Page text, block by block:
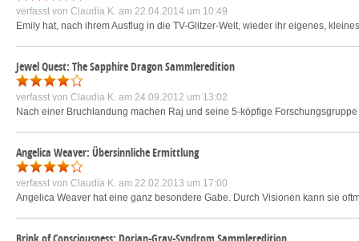
verfasst von Claudia K. am 22.04.2014 um 10:49
Emily hat, nach ihrem Ausflug in die TV-Glitzer-Welt, wieder ihr eigenes,
Jewel Quest: The Sapphire Dragon Sammleredition
verfasst von Claudia K. am 24.09.2012 um 13:02
Nach einer Bruchlandung machen Raj und seine 5-köpfige
Angelica Weaver: Übersinnliche Ermittlung
verfasst von Claudia K. am 22.02.2013 um 17:00
Angelica Weaver hat eine ganz besondere Gabe. Durch Visionen kann sie